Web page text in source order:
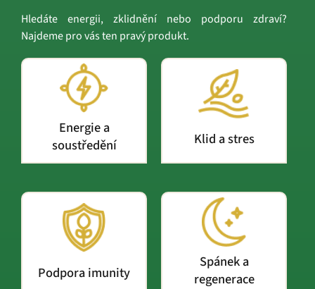
Hledáte energii, zklidnění nebo podporu zdraví?
Najdeme pro vás ten pravý produkt.
Energie a
soustředění
Klid a stres
Podpora imunity
Spánek a
regenerace